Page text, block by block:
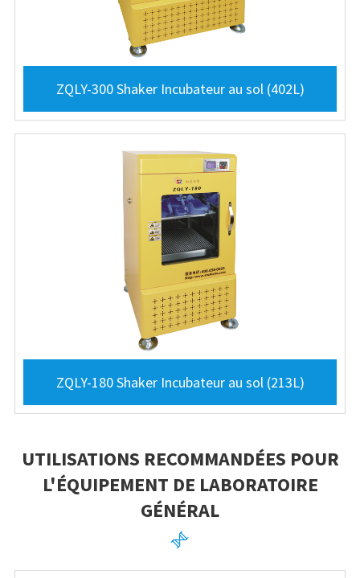
ZQLY-300 Shaker Incubateur au sol (402L)
ZQLY-180 Shaker Incubateur au sol (213L)
UTILISATIONS RECOMMANDÉES POUR
L'ÉQUIPEMENT DE LABORATOIRE
GÉNÉRAL
